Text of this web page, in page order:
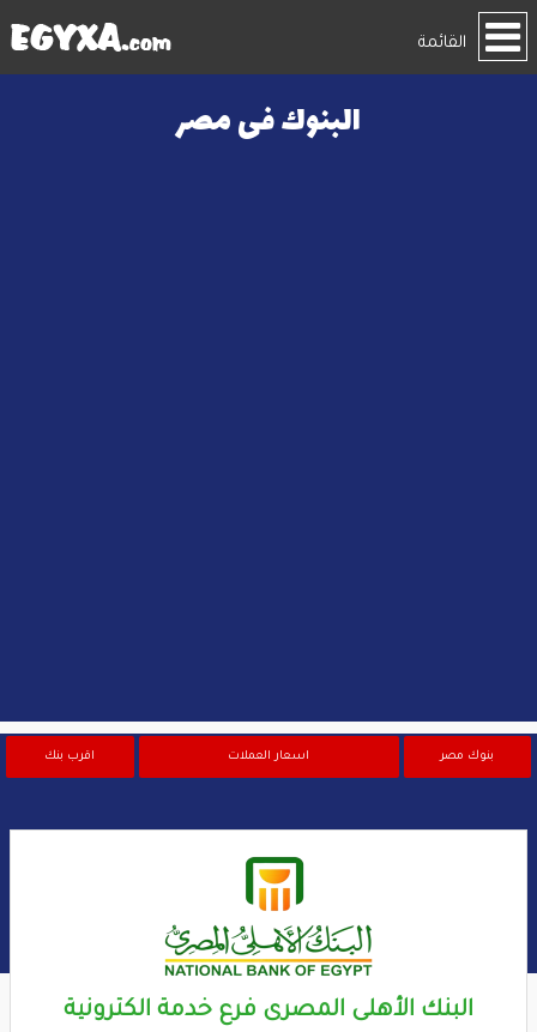
القائمة
البنوك فى مصر
بنوك مصر اسعار العملات اقرب بنك
البنك الأهلى المصرى فرع خدمة الكترونية